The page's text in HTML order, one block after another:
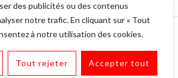
des publicités ou des contenus
notre trafic. En cliquant sur « Tout
à notre utilisation des cookies.
Tout rejeter Accepter tout